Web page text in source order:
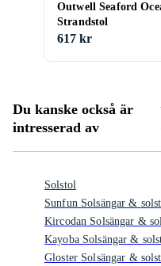
Outwell Seaford
Strandstol
617 kr
Du kanske också är
intresserad av
Solstol
Sunfun Solsängar &
Kircodan Solsängar &
Kayoba Solsängar &
Gloster Solsängar &